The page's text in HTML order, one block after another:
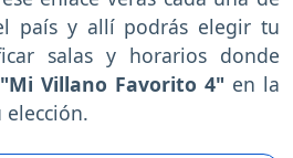
país y allí podrás elegir tu
salas y horarios donde
"Mi Villano Favorito 4" en la
elección.